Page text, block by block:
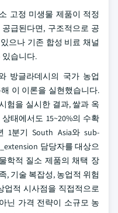
고정 미생물 제품이 적정
급된다면, 구조적으로 공
으나 기존 합성 비료 채널
있습니다.
방글라데시의 국가 농업
이 이론을 실현했습니다.
험을 실시한 결과, 쌀과 옥
태에서도 15~20%의 수확
1분기 South Asia와 sub-
담당자를 대상으
학적 질소 제품의 채택 장
, 기술 복잡성, 농업적 위험
업적 시사점을 직접적으로
닌 가격 전략이 소규모 농